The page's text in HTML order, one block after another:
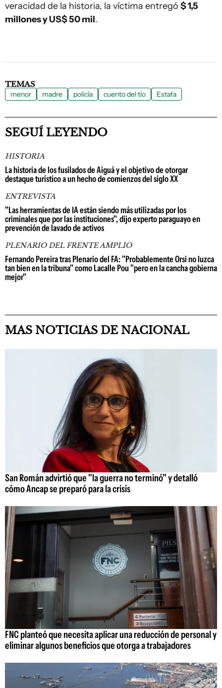
veracidad de la historia, la víctima entregó $ 1,5
millones y US$ 50 mil.
TEMAS
menor madre policía cuento del tío Estafa
SEGUÍ LEYENDO
HISTORIA
La historia de los fusilados de Aiguá y el objetivo de otorgar
destaque turístico a un hecho de comienzos del siglo XX
ENTREVISTA
"Las herramientas de IA están siendo más utilizadas por los
criminales que por las instituciones", dijo experto paraguayo en
prevención de lavado de activos
PLENARIO DEL FRENTE AMPLIO
Fernando Pereira tras Plenario del FA: "Probablemente Orsi no luzca
tan bien en la tribuna" como Lacalle Pou "pero en la cancha gobierna
mejor"
MAS NOTICIAS DE NACIONAL
San Román advirtió que "la guerra no terminó" y detalló
cómo Ancap se preparó para la crisis
FNC planteó que necesita aplicar una reducción de personal y
eliminar algunos beneficios que otorga a trabajadores